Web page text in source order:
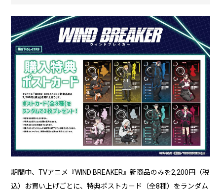
期間中、TVアニメ『WIND BREAKER』新商品のみを2,200円（税
込）お買い上げごとに、特典ポストカード（全8種）をランダム